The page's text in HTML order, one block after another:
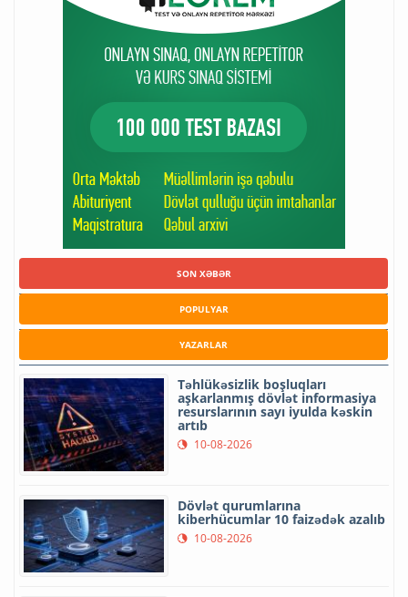
SON XƏBƏR
POPULYAR
YAZARLAR
Təhlükəsizlik boşluqları
aşkarlanmış dövlət informasiya
resurslarının sayı iyulda kəskin
artıb
10-08-2026
Dövlət qurumlarına
kiberhücumlar 10 faizədək azalıb
10-08-2026